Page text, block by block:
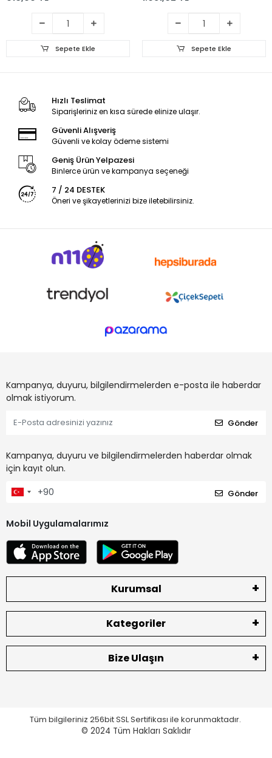
Sepete Ekle Sepete Ekle
Hızlı Teslimat
Siparişleriniz en kısa sürede elinize ulaşır.
Güvenli Alışveriş
Güvenli ve kolay ödeme sistemi
Geniş Ürün Yelpazesi
Binlerce ürün ve kampanya seçeneği
7 / 24 DESTEK
Öneri ve şikayetlerinizi bize iletebilirsiniz.
Kampanya, duyuru, bilgilendirmelerden e-posta ile haberdar
olmak istiyorum.
Gönder
Kampanya, duyuru ve bilgilendirmelerden haberdar olmak
için kayıt olun.
Gönder
Mobil Uygulamalarımız
Kurumsal
Kategoriler
Bize Ulaşın
Tüm bilgileriniz 256bit SSL Sertifikası ile korunmaktadır.
© 2024 Tüm Hakları Saklıdır